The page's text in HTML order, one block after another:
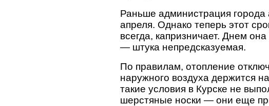
Раньше администрация города
апреля. Однако теперь этот
всегда, капризничает. Днем
— штука непредсказуемая.
По правилам, отопление
наружного воздуха держится
такие условия в Курске не
шерстяные носки — они еще